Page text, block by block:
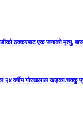
ठक्करबाट एक जनाको मृत्यु,
वर्षीय गोरखलाल खड्का.चक्कु